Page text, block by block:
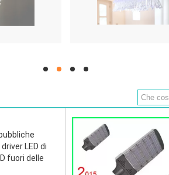
hd hd hd hd
LED di
fuori delle